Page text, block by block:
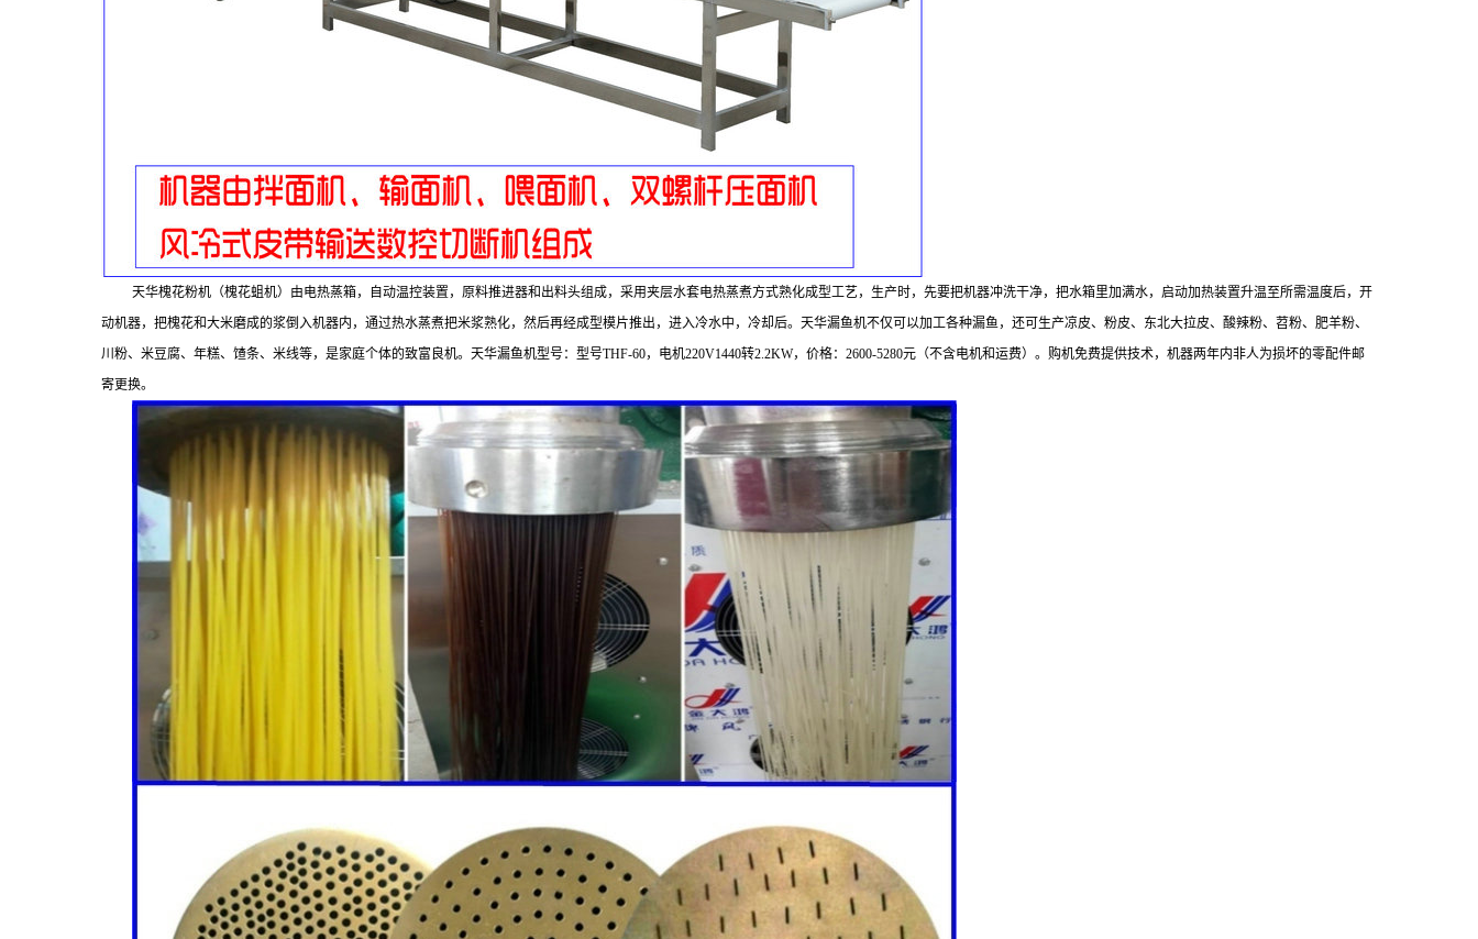
天华槐花粉机（槐花蛆机）由电热蒸箱，自动温控装置，原料推进器和出料头组成，采用夹层水套电热蒸煮方式熟化成型工艺，生产时，先要把机器冲洗干净，把水箱里加满水，启动加热装置升温至所需温度后，开
动机器，把槐花和大米磨成的浆倒入机器内，通过热水蒸煮把米浆熟化，然后再经成型模片推出，进入冷水中，冷却后。天华漏鱼机不仅可以加工各种漏鱼，还可生产凉皮、粉皮、东北大拉皮、酸辣粉、苕粉、肥羊粉、
川粉、米豆腐、年糕、馇条、米线等，是家庭个体的致富良机。天华漏鱼机型号：型号THF-60，电机220V1440转2.2KW，价格： 2600-5280元（不含电机和运费）。购机免费提供技术，机器两年内非人为损坏的零配件邮
寄更换。